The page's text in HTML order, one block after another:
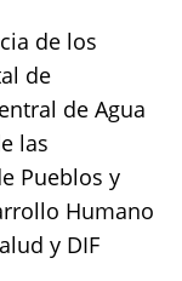
de los
de
de Agua
las
Pueblos y
Humano
y DIF